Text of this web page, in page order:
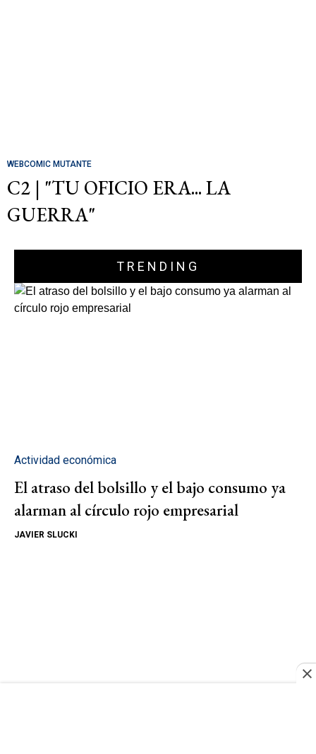
WEBCOMIC MUTANTE
C2 | "TU OFICIO ERA... LA
GUERRA"
TRENDING
Actividad económica
El atraso del bolsillo y el bajo consumo ya
alarman al círculo rojo empresarial
JAVIER SLUCKI